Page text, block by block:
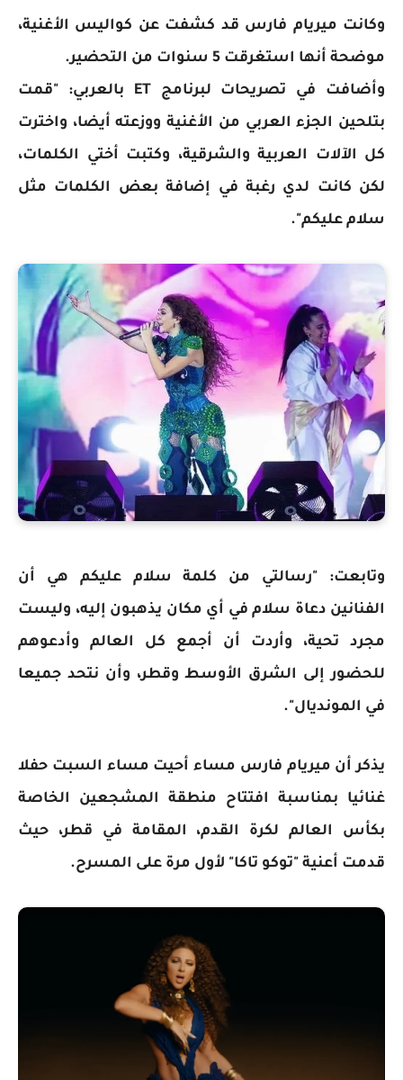
وكانت ميريام فارس قد كشفت عن كواليس الأغنية،
موضحة أنها استغرقت 5 سنوات من التحضير.
وأضافت في تصريحات لبرنامج ET بالعربي: "قمت
بتلحين الجزء العربي من الأغنية ووزعته أيضا، واخترت
كل الآلات العربية والشرقية، وكتبت أختي الكلمات،
لكن كانت لدي رغبة في إضافة بعض الكلمات مثل
سلام عليكم".
وتابعت: "رسالتي من كلمة سلام عليكم هي أن
الفنانين دعاة سلام في أي مكان يذهبون إليه، وليست
مجرد تحية، وأردت أن أجمع كل العالم وأدعوهم
للحضور إلى الشرق الأوسط وقطر، وأن نتحد جميعا
في المونديال".
يذكر أن ميريام فارس مساء أحيت مساء السبت حفلا
غنائيا بمناسبة افتتاح منطقة المشجعين الخاصة
بكأس العالم لكرة القدم، المقامة في قطر، حيث
قدمت أعنية "توكو تاكا" لأول مرة على المسرح.